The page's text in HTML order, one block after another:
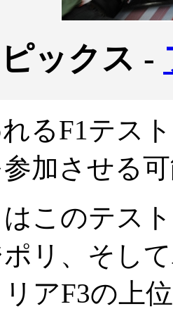
ックス -
るF1テス
加させる
このテス
リ、そし
アF3の上